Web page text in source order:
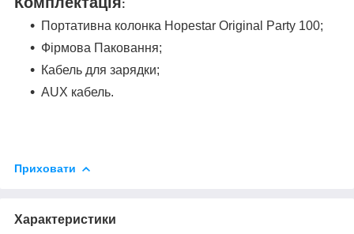
:
Портативна колонка Hopestar Original Party 100;
Фірмова Паковання;
Кабель для зарядки;
AUX кабель.
Приховати
Характеристики